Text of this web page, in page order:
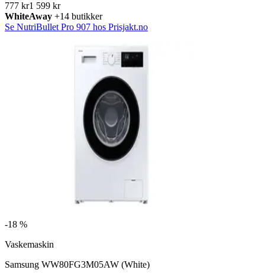
777 kr1 599 kr
WhiteAway +14 butikker
Se NutriBullet Pro 907 hos Prisjakt.no
-18 %
Vaskemaskin
Samsung WW80FG3M05AW (White)